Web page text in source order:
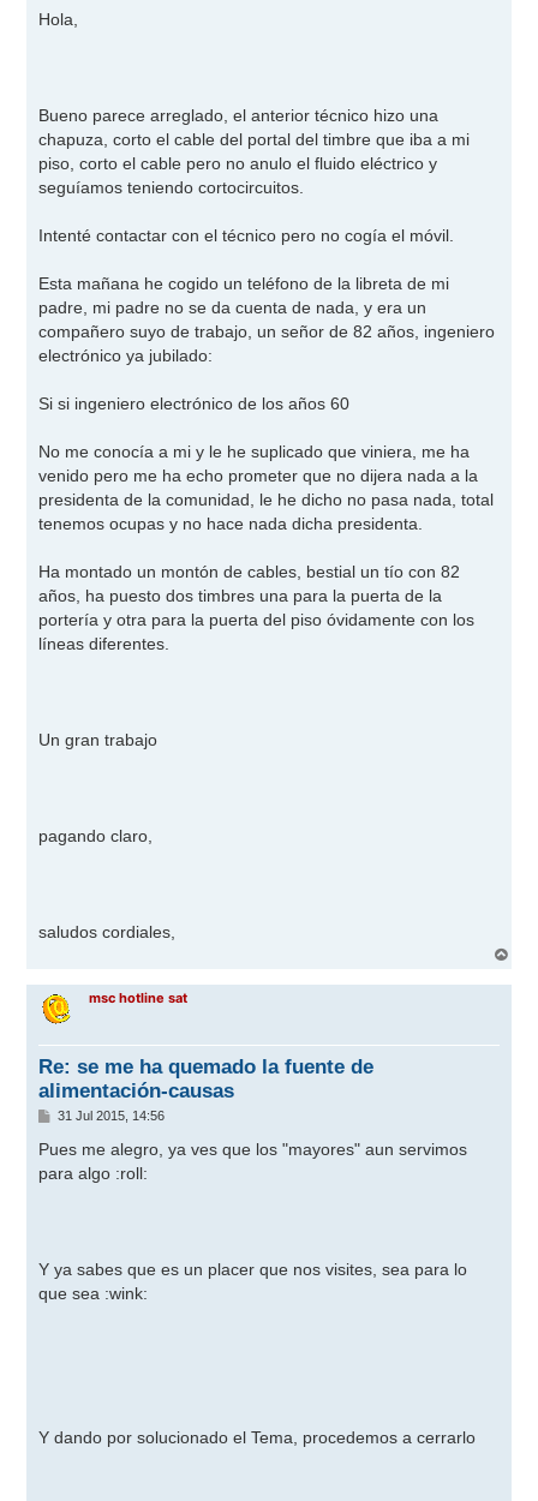
n
Hola,
Bueno parece arreglado, el anterior técnico hizo una
chapuza, corto el cable del portal del timbre que iba a mi
piso, corto el cable pero no anulo el fluido eléctrico y
seguíamos teniendo cortocircuitos.
Intenté contactar con el técnico pero no cogía el móvil.
Esta mañana he cogido un teléfono de la libreta de mi
padre, mi padre no se da cuenta de nada, y era un
compañero suyo de trabajo, un señor de 82 años, ingeniero
electrónico ya jubilado:
Si si ingeniero electrónico de los años 60
No me conocía a mi y le he suplicado que viniera, me ha
venido pero me ha echo prometer que no dijera nada a la
presidenta de la comunidad, le he dicho no pasa nada, total
tenemos ocupas y no hace nada dicha presidenta.
Ha montado un montón de cables, bestial un tío con 82
años, ha puesto dos timbres una para la puerta de la
portería y otra para la puerta del piso óvidamente con los
líneas diferentes.
Un gran trabajo
pagando claro,
saludos cordiales,
r
msc hotline sat
Re: se me ha quemado la fuente de
alimentación-causas
M
n
a
31 Jul 2015, 14:56
Pues me alegro, ya ves que los "mayores" aun servimos
para algo :roll:
Y ya sabes que es un placer que nos visites, sea para lo
que sea :wink:
Y dando por solucionado el Tema, procedemos a cerrarlo